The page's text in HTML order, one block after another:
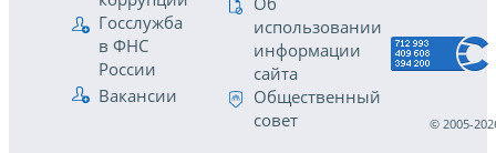
Госслужба
в ФНС
России
Вакансии
использовании
информации
сайта
Общественный
совет
© 2005-